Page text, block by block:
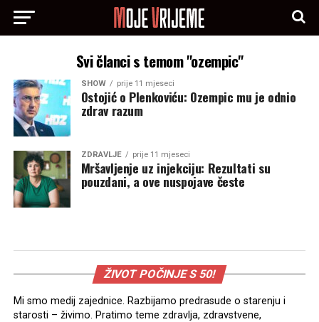
Svi članci s temom "ozempic"
SHOW prije 11 mjeseci
Ostojić o Plenkoviću: Ozempic mu je odnio
zdrav razum
ZDRAVLJE prije 11 mjeseci
Mršavljenje uz injekciju: Rezultati su
pouzdani, a ove nuspojave česte
ŽIVOT POČINJE S 50!
Mi smo medij zajednice. Razbijamo predrasude o starenju i
starosti – živimo. Pratimo teme zdravlja, zdravstvene,